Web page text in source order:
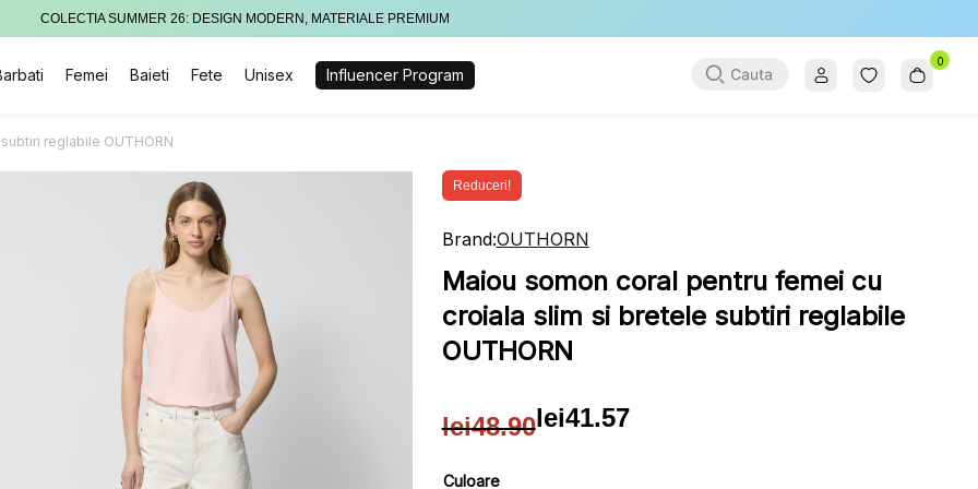
COLECTIA SUMMER 26: DESIGN MODERN, MATERIALE PREMIUM
Femei Baieti Fete Unisex Influencer Program
0
reglabile OUTHORN
Reduceri!
Brand:OUTHORN
Maiou somon coral pentru femei cu
croiala slim si bretele subtiri reglabile
OUTHORN
lei48.90
Prețul
lei41.57
Prețul
Culoare